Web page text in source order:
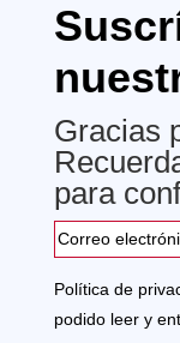
Gracias
para
Política de
podido leer y